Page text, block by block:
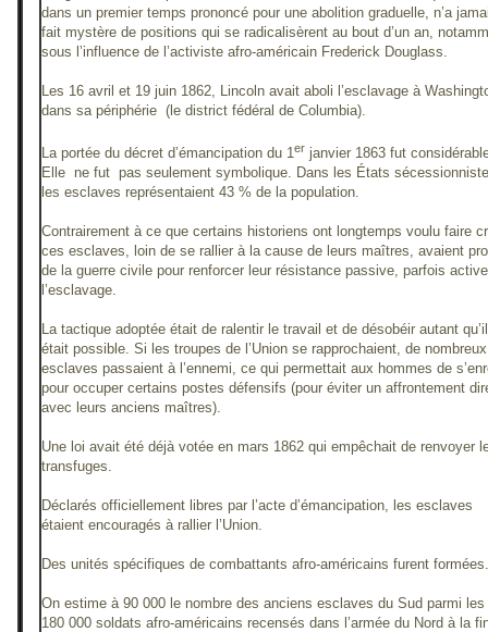
dans un premier temps prononcé pour une abolition graduelle, n’a
fait mystère de positions qui se radicalisèrent au bout d’un an,
sous l’influence de l’activiste afro-américain Frederick Douglass.
Les 16 avril et 19 juin 1862, Lincoln avait aboli l’esclavage à
dans sa périphérie (le district fédéral de Columbia).
La portée du décret d’émancipation du 1 er janvier 1863 fut
Elle ne fut pas seulement symbolique. Dans les États
les esclaves représentaient 43 % de la population.
Contrairement à ce que certains historiens ont longtemps voulu faire
ces esclaves, loin de se rallier à la cause de leurs maîtres, avaient
de la guerre civile pour renforcer leur résistance passive, parfois
l’esclavage.
La tactique adoptée était de ralentir le travail et de désobéir autant qu’il
était possible. Si les troupes de l’Union se rapprochaient, de nombreux
esclaves passaient à l’ennemi, ce qui permettait aux hommes de
pour occuper certains postes défensifs (pour éviter un affrontement
avec leurs anciens maîtres).
Une loi avait été déjà votée en mars 1862 qui empêchait de renvoyer
transfuges.
Déclarés officiellement libres par l’acte d’émancipation, les esclaves
étaient encouragés à rallier l’Union.
Des unités spécifiques de combattants afro-américains furent formées.
On estime à 90 000 le nombre des anciens esclaves du Sud parmi les
180 000 soldats afro-américains recensés dans l’armée du Nord à la